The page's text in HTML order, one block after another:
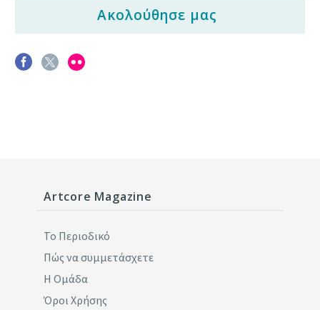
Ακολούθησε μας
Artcore Magazine
Το Περιοδικό
Πώς να συμμετάσχετε
Η Ομάδα
Όροι Χρήσης